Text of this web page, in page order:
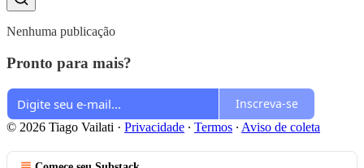
Nenhuma publicação
Pronto para mais?
Inscreva-se
© 2026 Tiago Vailati · Privacidade ∙ Termos ∙ Aviso de coleta